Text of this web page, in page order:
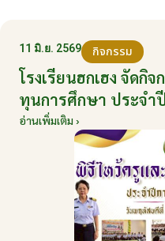
11 มิ.ย. 2569 กิจกรรม
โรงเรียนฮกเฮง จัดกิ
ทุนการศึกษา ประจำ
มิถุนายน 2569
อ่านเพิ่มเติม ›